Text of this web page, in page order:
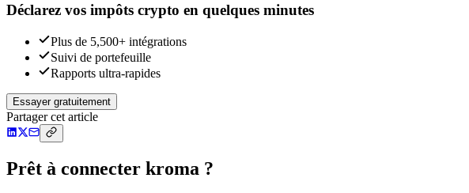
Déclarez vos impôts crypto en quelques minutes
Plus de 5,500+ intégrations
Suivi de portefeuille
Rapports ultra-rapides
Essayer gratuitement
Partager cet article
Prêt à connecter kroma ?